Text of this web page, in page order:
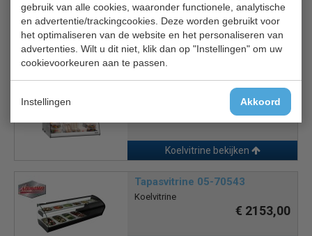
gebruik van alle cookies, waaronder functionele, analytische
en advertentie/trackingcookies. Deze worden gebruikt voor
het optimaliseren van de website en het personaliseren van
advertenties. Wilt u dit niet, klik dan op "Instellingen" om uw
cookievoorkeuren aan te passen.
Instellingen Akkoord
Koelvitrine
€ 530,00 € 371,00
Koelvitrine bekijken
Bartscher koelvitrine 40L
€ 754,00
Koelvitrine bekijken
Tapasvitrine 05-70543
Koelvitrine
€ 2153,00